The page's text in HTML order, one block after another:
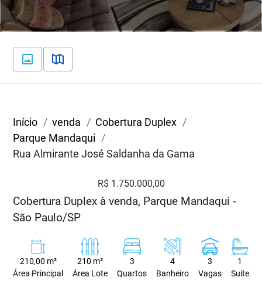
Início venda
Cobertura Duplex
Parque Mandaqui
Rua Almirante José Saldanha da Gama
R$ 1.750.000,00
Cobertura Duplex à venda, Parque Mandaqui -
São Paulo/SP
210,00 m²
Área Principal
210 m²
Área Lote
3
Quartos
4
Banheiro
3
Vagas
1
Suite